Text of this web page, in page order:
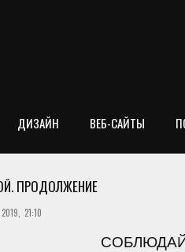
ДИЗАЙН ВЕБ-САЙТЫ
ПРОДОЛЖЕНИЕ
21:10